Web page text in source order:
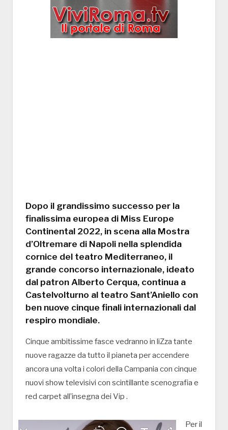
Dopo il grandissimo successo per la
finalissima europea di Miss Europe
Continental 2022, in scena alla Mostra
d’Oltremare di Napoli nella splendida
cornice del teatro Mediterraneo, il
grande concorso internazionale, ideato
dal patron Alberto Cerqua, continua a
Castelvolturno al teatro Sant’Aniello con
ben nuove cinque finali internazionali dal
respiro mondiale.
Cinque ambitissime fasce vedranno in liZza tante
nuove ragazze da tutto il pianeta per accendere
ancora una volta i colori della Campania con cinque
nuovi show televisivi con scintillante scenografia e
red carpet all’insegna dei Vip .
Per il